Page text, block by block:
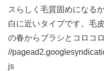
スらしく毛質固めになる
白に近いタイプです。毛
の春からブラシとコロコ
//
js